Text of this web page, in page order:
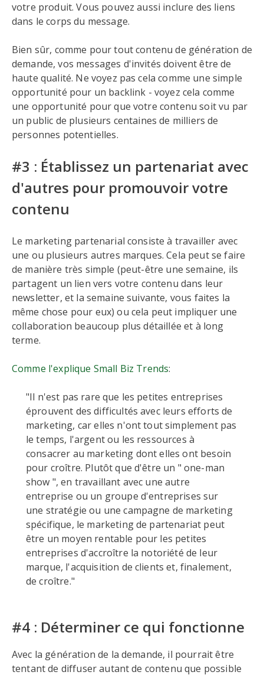
votre produit. Vous pouvez aussi inclure des liens
dans le corps du message.
Bien sûr, comme pour tout contenu de génération de
demande, vos messages d'invités doivent être de
haute qualité. Ne voyez pas cela comme une simple
opportunité pour un backlink - voyez cela comme
une opportunité pour que votre contenu soit vu par
un public de plusieurs centaines de milliers de
personnes potentielles.
#3 : Établissez un partenariat avec
d'autres pour promouvoir votre
contenu
Le marketing partenarial consiste à travailler avec
une ou plusieurs autres marques. Cela peut se faire
de manière très simple (peut-être une semaine, ils
partagent un lien vers votre contenu dans leur
newsletter, et la semaine suivante, vous faites la
même chose pour eux) ou cela peut impliquer une
collaboration beaucoup plus détaillée et à long
terme.
Comme l'explique Small Biz Trends:
"Il n'est pas rare que les petites entreprises
éprouvent des difficultés avec leurs efforts de
marketing, car elles n'ont tout simplement pas
le temps, l'argent ou les ressources à
consacrer au marketing dont elles ont besoin
pour croître. Plutôt que d'être un " one-man
show ", en travaillant avec une autre
entreprise ou un groupe d'entreprises sur
une stratégie ou une campagne de marketing
spécifique, le marketing de partenariat peut
être un moyen rentable pour les petites
entreprises d'accroître la notoriété de leur
marque, l'acquisition de clients et, finalement,
de croître."
#4 : Déterminer ce qui fonctionne
Avec la génération de la demande, il pourrait être
tentant de diffuser autant de contenu que possible